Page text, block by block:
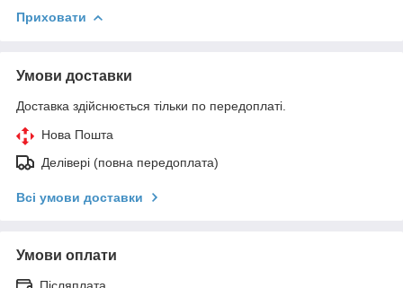
Приховати
Умови доставки
Доставка здійснюється тільки по передоплаті.
Нова Пошта
Делівері (повна передоплата)
Всі умови доставки
Умови оплати
Післяплата